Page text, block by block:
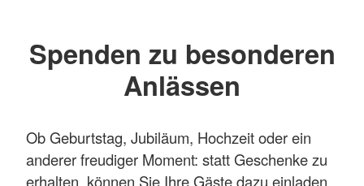
Spenden zu besonderen
Anlässen
Ob Geburtstag, Jubiläum, Hochzeit oder ein
anderer freudiger Moment: statt Geschenke zu
erhalten, können Sie Ihre Gäste dazu einladen,